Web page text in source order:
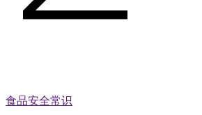
食品安全常识